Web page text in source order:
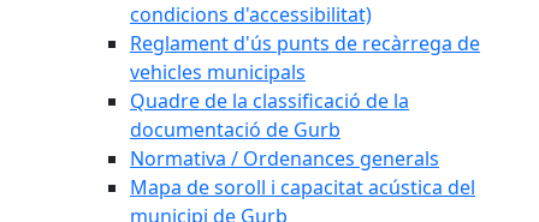
condicions d'accessibilitat)
Reglament d'ús punts de recàrrega de
vehicles municipals
Quadre de la classificació de la
documentació de Gurb
Normativa / Ordenances generals
Mapa de soroll i capacitat acústica del
municipi de Gurb